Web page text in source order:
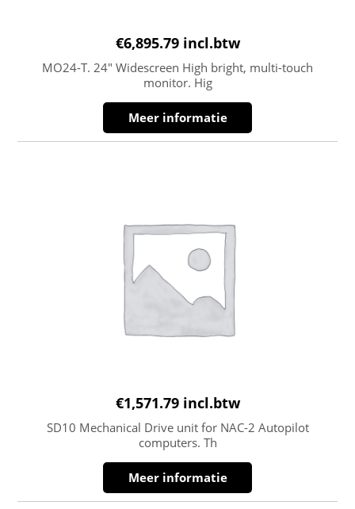
€6,895.79 incl.btw
MO24-T. 24″ Widescreen High bright, multi-touch
monitor. Hig
Meer informatie
€1,571.79 incl.btw
SD10 Mechanical Drive unit for NAC-2 Autopilot
computers. Th
Meer informatie